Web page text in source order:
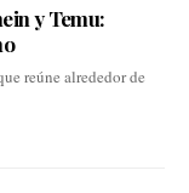
y Temu:
reúne alrededor de